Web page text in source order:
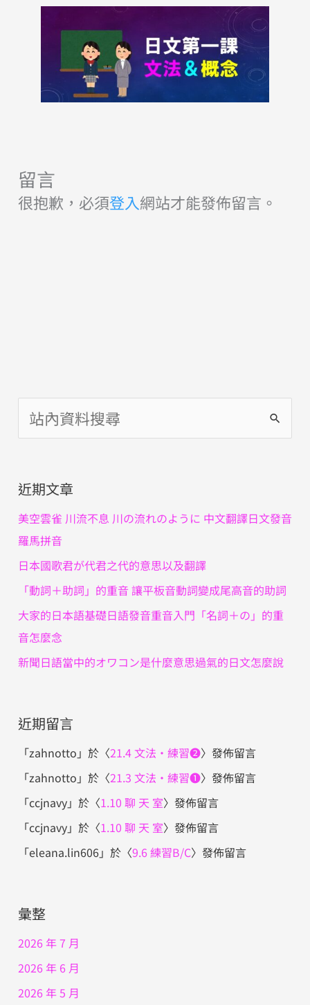
留言
很抱歉，必須登入網站才能發佈留言。
尋
鍵
字
:
近期文章
美空雲雀 川流不息 川の流れのように 中文翻譯日文發音
羅馬拼音
日本國歌君が代君之代的意思以及翻譯
「動詞＋助詞」的重音 讓平板音動詞變成尾高音的助詞
大家的日本語基礎日語發音重音入門「名詞＋の」的重
音怎麼念
新聞日語當中的オワコン是什麼意思過氣的日文怎麼說
近期留言
「zahnotto 」於〈21.4 文法・練習❷〉發佈留言
「zahnotto 」於〈21.3 文法・練習❶〉發佈留言
「ccjnavy」於〈1.10 聊 天 室〉發佈留言
「ccjnavy」於〈1.10 聊 天 室〉發佈留言
「eleana.lin606」於〈9.6 練習B/C〉發佈留言
彙整
2026 年 7 月
2026 年 6 月
2026 年 5 月